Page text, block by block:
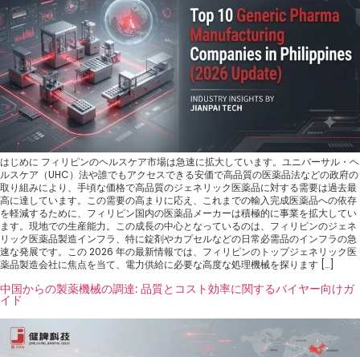
はじめに フィリピンのヘルスケア市場は急速に拡大しています。ユニバーサル・ヘ
ルスケア（UHC）法や誰でもアクセスできる安価で高品質の医薬品法などの政府の
取り組みにより、手頃な価格で高品質のジェネリック医薬品に対する需要は過去最
高に達しています。この需要の高まりに応え、これまでの輸入完成医薬品への依存
を軽減するために、フィリピン国内の医薬品メーカーは積極的に事業を拡大してい
ます。現地での生産能力。この成長の中心となっているのは、フィリピンのジェネ
リック医薬品製造インフラ、特に錠剤やカプセルなどの日常必需品のインフラの急
速な発展です。この 2026 年の最新情報では、フィリピンのトップジェネリック医
薬品製造会社に焦点を当て、電力供給に必要な高度な処理機械を探ります […]
中国からの製薬機械の調達: 品質とコスト効率に関するバイヤー向けガ
イド